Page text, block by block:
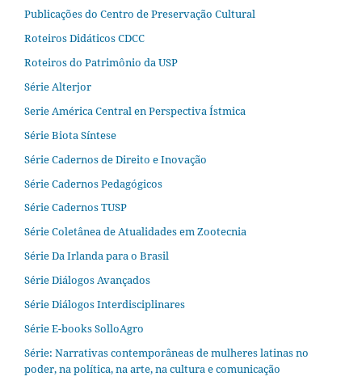
Publicações do Centro de Preservação Cultural
Roteiros Didáticos CDCC
Roteiros do Patrimônio da USP
Série Alterjor
Serie América Central en Perspectiva Ístmica
Série Biota Síntese
Série Cadernos de Direito e Inovação
Série Cadernos Pedagógicos
Série Cadernos TUSP
Série Coletânea de Atualidades em Zootecnia
Série Da Irlanda para o Brasil
Série Diálogos Avançados
Série Diálogos Interdisciplinares
Série E-books SolloAgro
Série: Narrativas contemporâneas de mulheres latinas no
poder, na política, na arte, na cultura e comunicação